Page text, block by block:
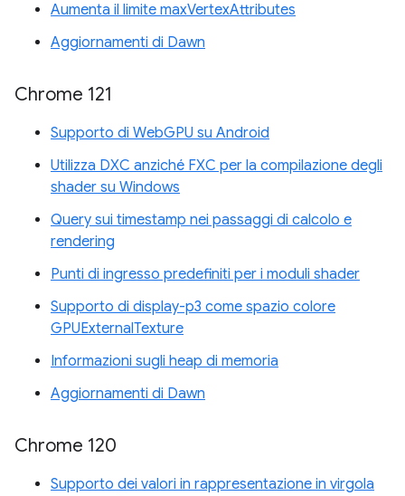
Aumenta il limite maxVertexAttributes
Aggiornamenti di Dawn
Chrome 121
Supporto di WebGPU su Android
Utilizza DXC anziché FXC per la compilazione degli
shader su Windows
Query sui timestamp nei passaggi di calcolo e
rendering
Punti di ingresso predefiniti per i moduli shader
Supporto di display-p3 come spazio colore
GPUExternalTexture
Informazioni sugli heap di memoria
Aggiornamenti di Dawn
Chrome 120
Supporto dei valori in rappresentazione in virgola